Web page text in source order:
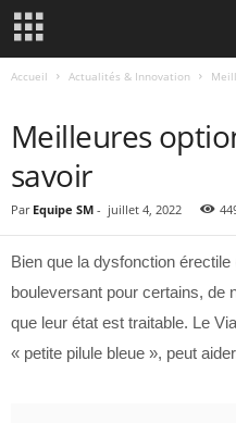
Accueil Actualités & Innovation
Meilleures
savoir
Par Equipe SM - juillet 4, 2022
Bien que la dysfonction
bouleversant pour certains, de
que leur état est traitable. Le
« petite pilule bleue », peut